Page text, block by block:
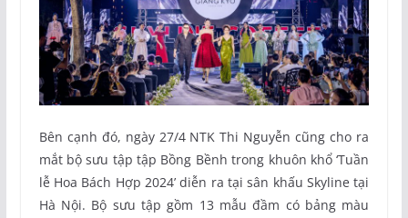
Bên cạnh đó, ngày 27/4 NTK Thi Nguyễn cũng cho ra
mắt bộ sưu tập tập Bồng Bềnh trong khuôn khổ ‘Tuần
lễ Hoa Bách Hợp 2024’ diễn ra tại sân khấu Skyline tại
Hà Nội. Bộ sưu tập gồm 13 mẫu đầm có bảng màu